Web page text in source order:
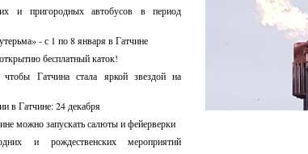
и пригородных автобусов в период
- с 1 по 8 января в Гатчине
бесплатный каток!
Гатчина стала яркой звездой на
в Гатчине: 24 декабря
можно запускать салюты и фейерверки
и рождественских мероприятий